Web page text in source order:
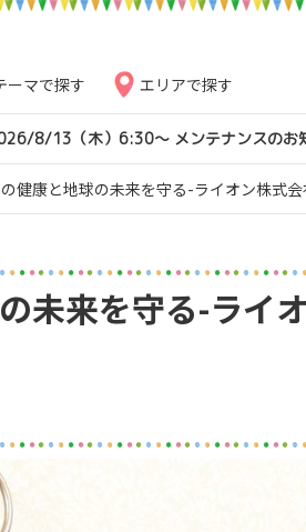
ーマで探す エリアで探す
8/13（木）6:30～ メンテナンスのお
健康と地球の未来を守る-ライオン株式
未来を守る-ライ